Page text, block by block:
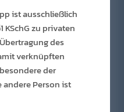
ist ausschließlich
KSchG zu privaten
des
verknüpften
der
Person ist